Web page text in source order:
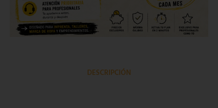
DESCRIPCIÓN